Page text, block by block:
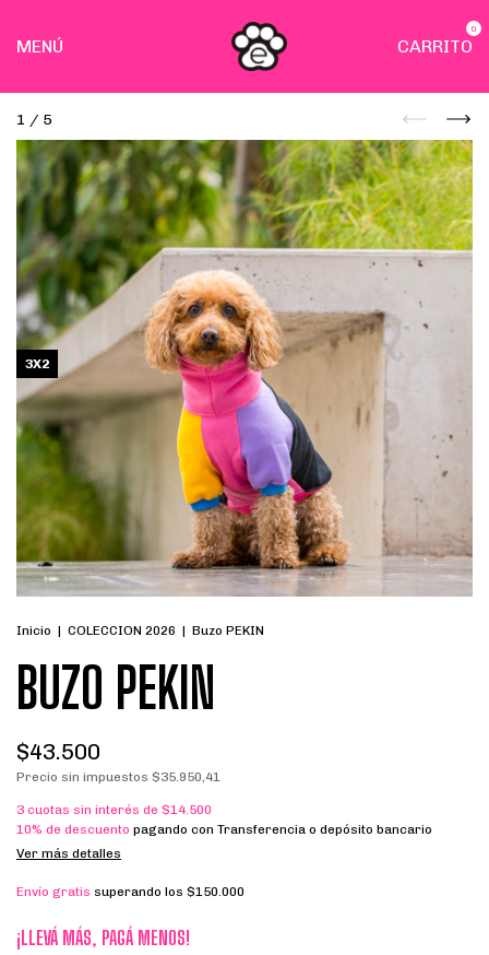
MENÚ CARRITO
0
1 / 5
3X2
Inicio | COLECCION 2026 | Buzo PEKIN
BUZO PEKIN
$43.500
Precio sin impuestos $35.950,41
3 cuotas sin interés de $14.500
10% de descuento pagando con Transferencia o depósito bancario
Ver más detalles
Envío gratis superando los $150.000
¡LLEVÁ MÁS, PAGÁ MENOS!